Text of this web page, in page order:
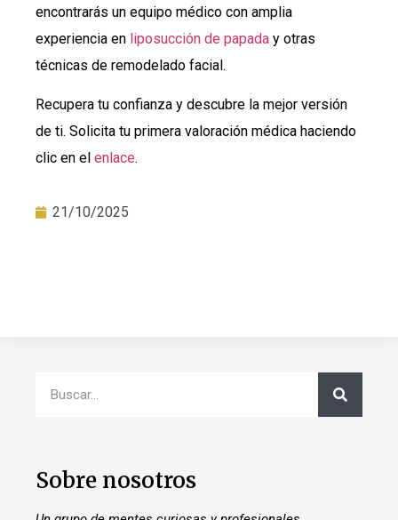
encontrarás un equipo médico con amplia
experiencia en liposucción de papada y otras
técnicas de remodelado facial.
Recupera tu confianza y descubre la mejor versión
de ti. Solicita tu primera valoración médica haciendo
clic en el enlace.
21/10/2025
Sobre nosotros